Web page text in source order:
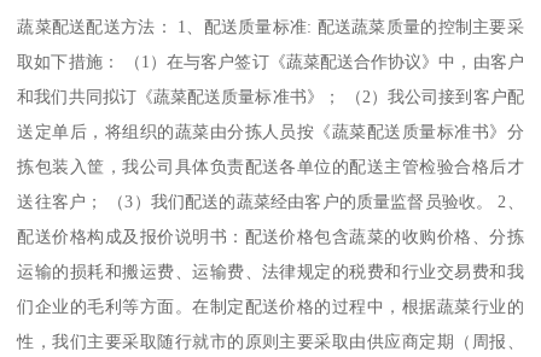
蔬菜配送配送方法： 1、配送质量标准: 配送蔬菜质量的控制主要采
取如下措施： （1）在与客户签订《蔬菜配送合作协议》中，由客户
和我们共同拟订《蔬菜配送质量标准书》； （2）我公司接到客户配
送定单后，将组织的蔬菜由分拣人员按《蔬菜配送质量标准书》分
拣包装入筐，我公司具体负责配送各单位的配送主管检验合格后才
送往客户； （3）我们配送的蔬菜经由客户的质量监督员验收。 2、
配送价格构成及报价说明书：配送价格包含蔬菜的收购价格、分拣
运输的损耗和搬运费、运输费、法律规定的税费和行业交易费和我
们企业的毛利等方面。在制定配送价格的过程中，根据蔬菜行业的
性，我们主要采取随行就市的原则主要采取由供应商定期（周报、